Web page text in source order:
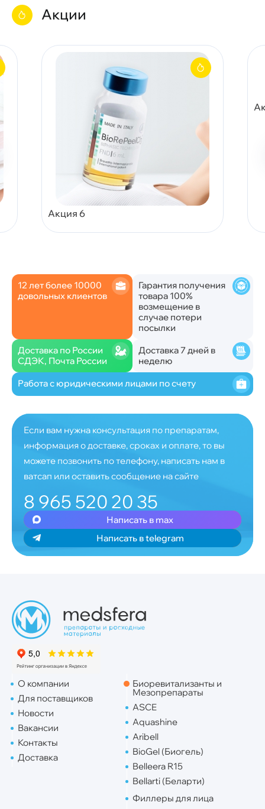
Акции
Акция 6
12 лет более 10000
довольных клиентов
Гарантия получения
товара 100%
возмещение в
случае потери
посылки
Доставка по России
СДЭК, Почта России
Доставка 7 дней в
неделю
Работа с юридическими лицами по счету
Если вам нужна консультация по препаратам,
информация о доставке, сроках и оплате, то вы
можете позвонить по телефону, написать нам в
ватсап или оставить сообщение на сайте
8 965 520 20 35
Написать в max
Написать в telegram
О компании
Для поставщиков
Новости
Вакансии
Контакты
Доставка
Биоревитализанты и
Мезопрепараты
ASCE
Aquashine
Aribell
BioGel (Биогель)
Belleera R15
Bellarti (Беларти)
Филлеры для лица